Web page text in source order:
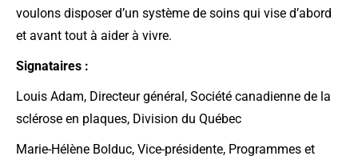
voulons disposer d’un système de soins qui vise d’abord
et avant tout à aider à vivre.
Signataires :
Louis Adam, Directeur général, Société canadienne de la
sclérose en plaques, Division du Québec
Marie-Hélène Bolduc, Vice-présidente, Programmes et